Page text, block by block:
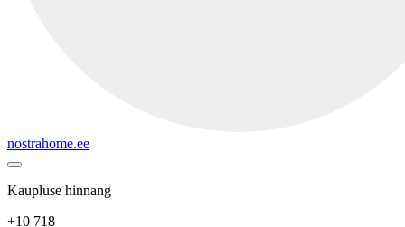
nostrahome.ee
Kaupluse hinnang
+10 718